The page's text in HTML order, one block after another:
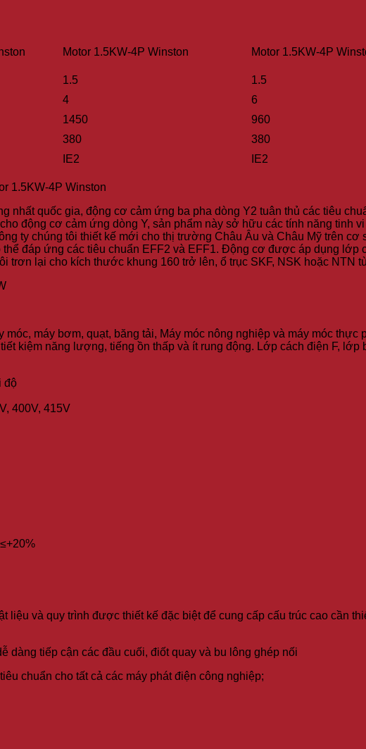
Motor 1.5KW-4P Winston Motor 1.5KW-4P
1.5
1.5
4
6
1450
960
380
380
IE2 IE2
1.5KW-4P Winston
nhất quốc gia, động cơ cảm ứng ba pha dòng Y2 tuân thủ các tiêu
động cơ cảm ứng dòng Y, sản phẩm này sở hữu các tính năng tinh
ty chúng tôi thiết kế mới cho thị trường Châu Âu và Châu Mỹ trên
đáp ứng các tiêu chuẩn EFF2 và EFF1. Động cơ được áp dụng
trơn lại cho kích thước khung 160 trở lên, ổ trục SKF, NSK hoặc NTN
máy bơm, quạt, băng tải, Máy móc nông nghiệp và máy móc thực
kiệm năng lượng, tiếng ồn thấp và ít rung động. Lớp cách điện F, lớp
độ
400V, 415V
liệu và quy trình được thiết kế đặc biệt để cung cấp cấu trúc cao cần
dàng tiếp cận các đầu cuối, điốt quay và bu lông ghép nối
chuẩn cho tất cả các máy phát điện công nghiệp;